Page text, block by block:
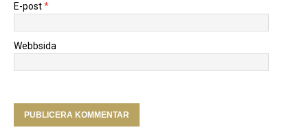
E-post*
Webbsida